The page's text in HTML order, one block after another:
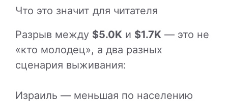
Что это значит для читателя
Разрыв между $5.0K и $1.7K — это не
«кто молодец», а два разных
сценария выживания:
Израиль — меньшая по населению